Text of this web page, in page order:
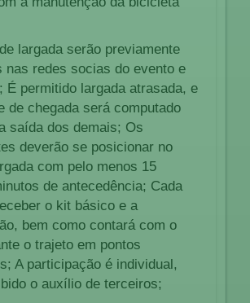
largada serão previamente
nas redes socias do evento e
É permitido largada atrasada, e
de chegada será computado
saída dos demais; Os
deverão se posicionar no
com pelo menos 15
de antecedência; Cada
o kit básico e a
bem como contará com o
o trajeto em pontos
A participação é individual,
o auxílio de terceiros;